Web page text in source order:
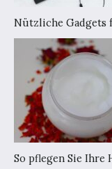
Nützliche Gadgets
So pflegen Sie Ihre